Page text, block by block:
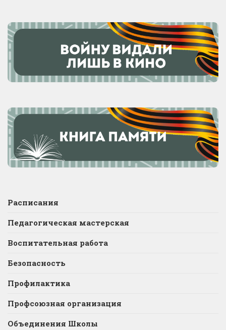
Расписания
Педагогическая мастерская
Воспитательная работа
Безопасность
Профилактика
Профсоюзная организация
Объединения Школы